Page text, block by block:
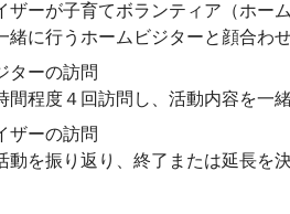
ーが子育てボランティア（ホー
に行うホームビジターと顔合わ
ーの訪問
程度４回訪問し、活動内容を一緒
ザーの訪問
を振り返り、終了または延長を決